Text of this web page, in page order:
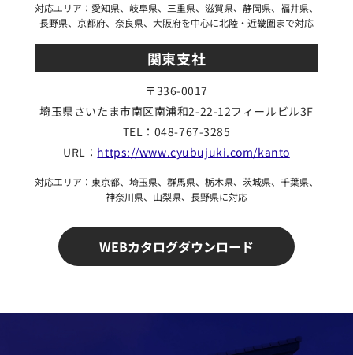
対応エリア：愛知県、岐阜県、三重県、滋賀県、静岡県、福井県、
長野県、京都府、奈良県、大阪府を中心に北陸・近畿圏まで対応
関東支社
〒336-0017
埼玉県さいたま市南区南浦和2-22-12フィールビル3F
TEL：048-767-3285
URL： https://www.cyubujuki.com/kanto
対応エリア：東京都、埼玉県、群馬県、栃木県、茨城県、千葉県、
神奈川県、山梨県、長野県に対応
WEBカタログダウンロード